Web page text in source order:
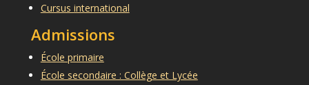
Cursus international
Admissions
École primaire
École secondaire : Collège et Lycée